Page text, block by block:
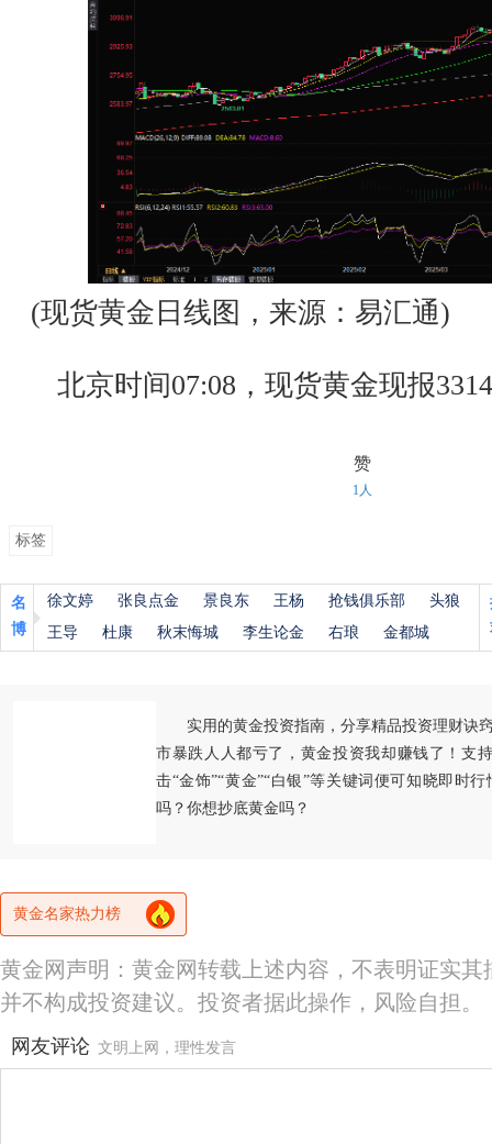
(现货黄金日线图，来源：易汇通)
北京时间07:08，现货黄金现报
赞
1人
标签
名
博
徐文婷 张良点金 景良东 王杨 抢钱俱乐部
头狼
王导
杜康 秋末悔城 李生论金 右琅 金都城
实用的黄金投资指南，分享精品投资理财诀
市暴跌人人都亏了，黄金投资我却赚钱了！支
击“金饰”“黄金”“白银”等关键词便可知晓即时
吗？你想抄底黄金吗？
黄金名家热力榜
黄金网声明：黄金网转载上述内容，不表明证实
并不构成投资建议。投资者据此操作，风险自担。
网友评论 文明上网，理性发言